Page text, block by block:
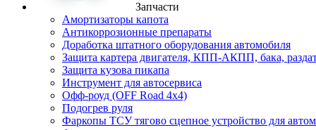
Запчасти
Амортизаторы капота
Антикоррозионные препараты
Доработка штатного оборудования автомобиля
Защита картера двигателя, КПП-АКПП, бака,
Защита кузова пикапа
Инструмент для автосервиса
Офф-роуд (OFF Road 4x4)
Подогрев руля
Фаркопы ТСУ тягово сцепное устройство для